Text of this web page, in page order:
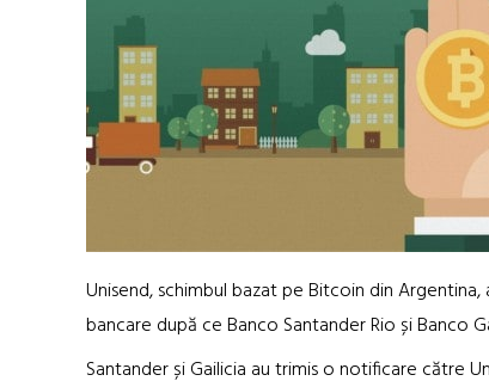
Unisend, schimbul bazat pe Bitcoin din
bancare după ce Banco Santander Rio și Banco
Santander și Gailicia au trimis o notificare către